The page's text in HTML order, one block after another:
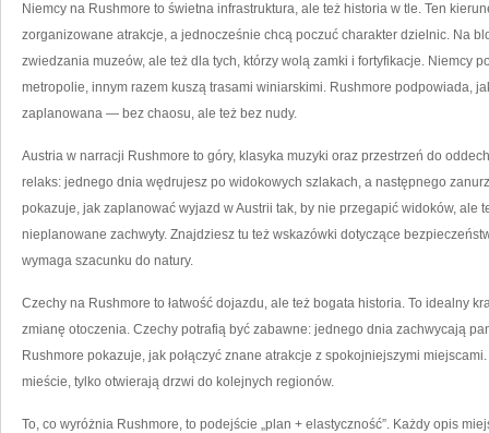
Niemcy na Rushmore to świetna infrastruktura, ale też historia w tle. Ten
zorganizowane atrakcje, a jednocześnie chcą poczuć charakter dzielnic. Na
zwiedzania muzeów, ale też dla tych, którzy wolą zamki i fortyfikacje. Niemcy
metropolie, innym razem kuszą trasami winiarskimi. Rushmore podpowiada,
zaplanowana — bez chaosu, ale też bez nudy.
Austria w narracji Rushmore to góry, klasyka muzyki oraz przestrzeń do
relaks: jednego dnia wędrujesz po widokowych szlakach, a następnego
pokazuje, jak zaplanować wyjazd w Austrii tak, by nie przegapić widoków, ale
nieplanowane zachwyty. Znajdziesz tu też wskazówki dotyczące
wymaga szacunku do natury.
Czechy na Rushmore to łatwość dojazdu, ale też bogata historia. To idealny
zmianę otoczenia. Czechy potrafią być zabawne: jednego dnia zachwycają
Rushmore pokazuje, jak połączyć znane atrakcje z spokojniejszymi
mieście, tylko otwierają drzwi do kolejnych regionów.
To, co wyróżnia Rushmore, to podejście „plan + elastyczność”. Każdy opis